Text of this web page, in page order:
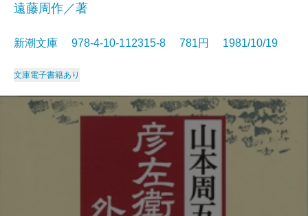
遠藤周作／著
新潮文庫 978-4-10-112315-8 781円 1981/10/19
文庫電子書籍あり